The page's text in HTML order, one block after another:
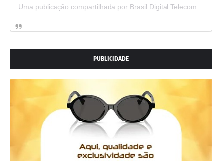
PUBLICIDADE